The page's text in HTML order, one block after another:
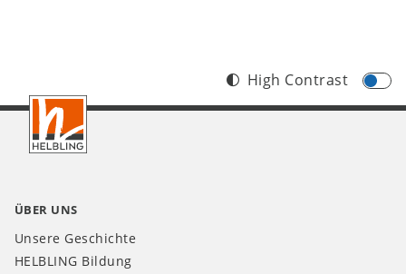
Footer
DE
High Contrast
ÜBER UNS
Unsere Geschichte
HELBLING Bildung